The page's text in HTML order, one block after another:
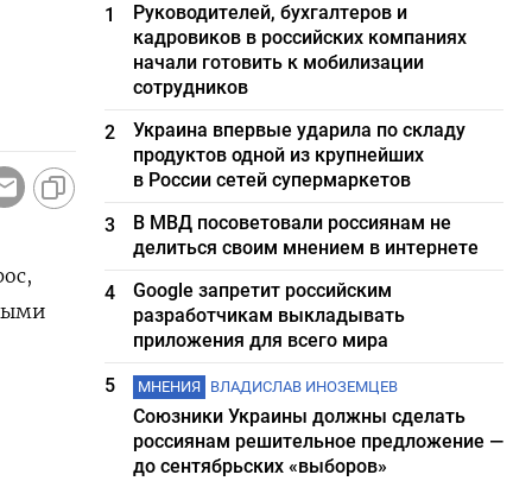
1
Руководителей, бухгалтеров и
кадровиков в российских компаниях
начали готовить к мобилизации
сотрудников
2
Украина впервые ударила по складу
продуктов одной из крупнейших
в России сетей супермаркетов
3
В МВД посоветовали россиянам не
делиться своим мнением в интернете
4
Google запретит российским
разработчикам выкладывать
приложения для всего мира
5
МНЕНИЯ ВЛАДИСЛАВ ИНОЗЕМЦЕВ
Союзники Украины должны сделать
россиянам решительное предложение —
до сентябрьских «выборов»